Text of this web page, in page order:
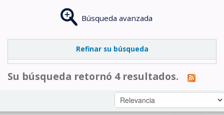
Búsqueda avanzada
Refinar su búsqueda
Su búsqueda retornó 4 resultados.